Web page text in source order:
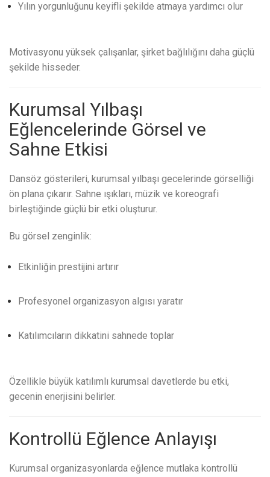
Yılın yorgunluğunu keyifli şekilde atmaya yardımcı olur
Motivasyonu yüksek çalışanlar, şirket bağlılığını daha güçlü
şekilde hisseder.
Kurumsal Yılbaşı
Eğlencelerinde Görsel ve
Sahne Etkisi
Dansöz gösterileri, kurumsal yılbaşı gecelerinde görselliği
ön plana çıkarır. Sahne ışıkları, müzik ve koreografi
birleştiğinde güçlü bir etki oluşturur.
Bu görsel zenginlik:
Etkinliğin prestijini artırır
Profesyonel organizasyon algısı yaratır
Katılımcıların dikkatini sahnede toplar
Özellikle büyük katılımlı kurumsal davetlerde bu etki,
gecenin enerjisini belirler.
Kontrollü Eğlence Anlayışı
Kurumsal organizasyonlarda eğlence mutlaka kontrollü